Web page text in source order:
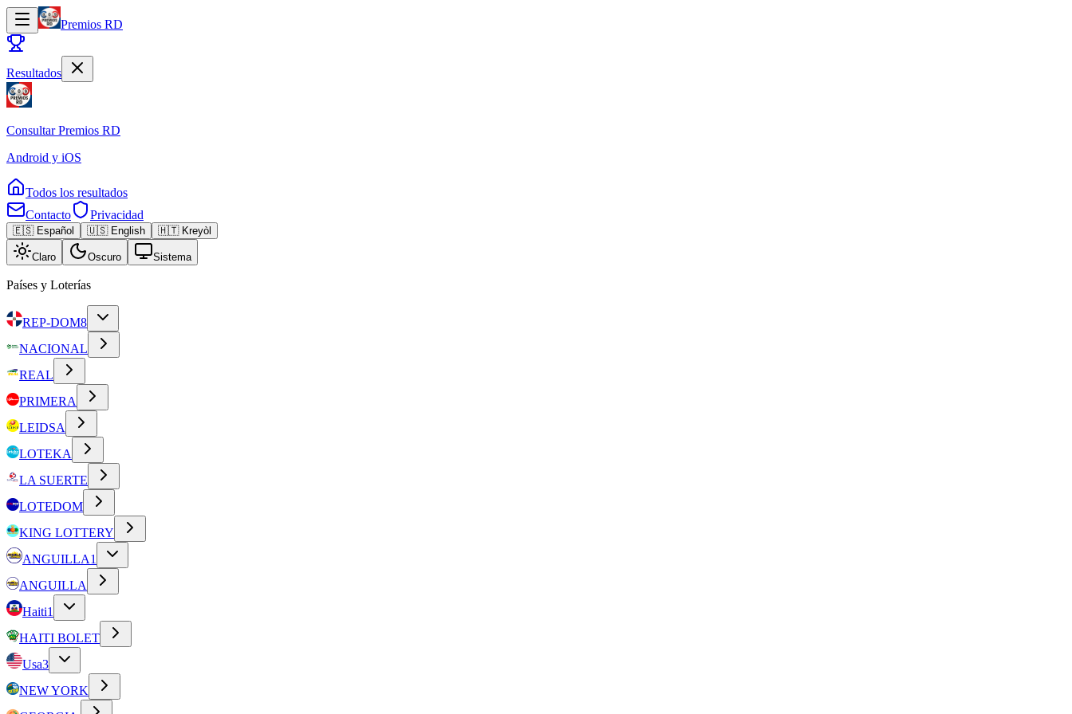
Premios RD
Resultados
Consultar Premios RD
Android y iOS
Todos los resultados
Contacto
Privacidad
🇪🇸 Español 🇺🇸 English 🇭🇹 Kreyòl
Claro Oscuro Sistema
Países y Loterías
REP-DOM8
NACIONAL
REAL
PRIMERA
LEIDSA
LOTEKA
LA SUERTE
LOTEDOM
KING LOTTERY
ANGUILLA1
ANGUILLA
Haiti1
HAITI BOLET
Usa3
NEW YORK